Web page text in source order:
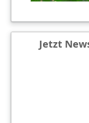
Jetzt